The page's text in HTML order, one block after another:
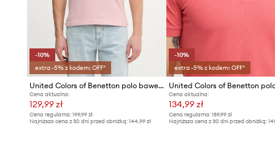
-10%
extra -5% z kodem: OFF*
United Colors of Benetton polo bawełniane
Cena aktualna:
129,99 zł
Cena regularna: 199,99 zł
Najniższa cena z 30 dni przed obniżką: 144,99 zł
-10%
extra -5% z kodem: OFF*
Cena aktualna:
134,99 zł
Cena regularna:189,99 zł
Najniższa cena z 30 dni przed obniżką: